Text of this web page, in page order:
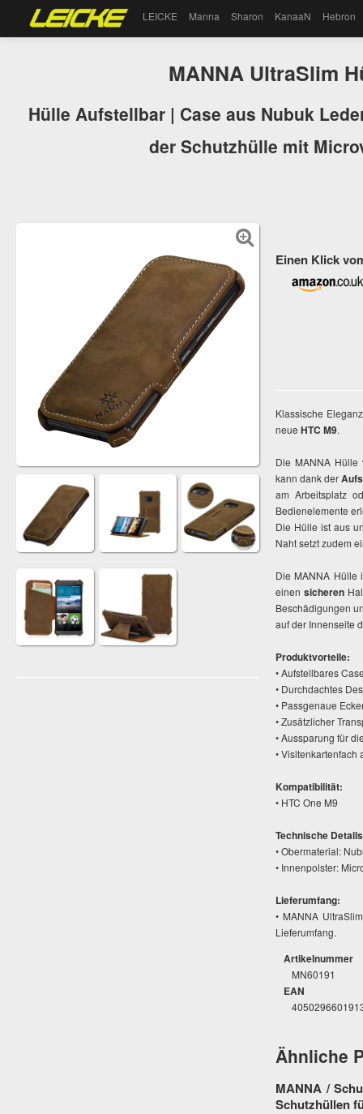
LEICKE Manna Sharon KanaaN Hebron
MANNA UltraSlim
Hülle Aufstellbar | Case aus Nubuk
der Schutzhülle mit
Einen Klick
Klassische
neue HTC M9.
Die MANNA Hülle
kann dank der
am Arbeitsplatz
Bedienelemente
Die Hülle ist aus
Naht setzt zudem
Die MANNA Hülle
einensicheren
Beschädigungen
auf der Innenseite
Produktvorteile:
• Aufstellbares
• Durchdachtes
• Passgenaue
• Zusätzlicher
• Aussparung für
•
Kompatibilität:
• HTC One M9
Technische
• Obermaterial:
• Innenpolster:
Lieferumfang:
• MANNA
Lieferumfang.
Artikelnummer
MN60191
EAN
Ähnliche
MANNA /
Schutzhüllen